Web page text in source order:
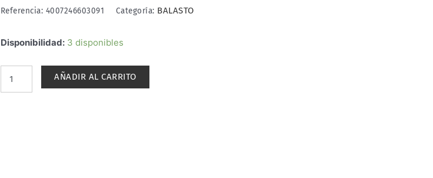
Referencia: 4007246603091 Categoría: BALASTO
Disponibilidad: 3 disponibles
PAPEL
ARRUGADA
AÑADIR AL CARRITO